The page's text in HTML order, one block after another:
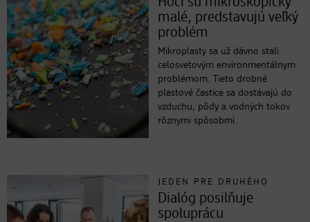
malé, predstavujú veľký
problém
Mikroplasty sa už dávno stali
celosvetovým environmentálnym
problémom. Tieto drobné
plastové častice sa dostávajú do
vzduchu, pôdy a vodných tokov
rôznymi spôsobmi.
JEDEN PRE DRUHÉHO
Dialóg posilňuje
spoluprácu